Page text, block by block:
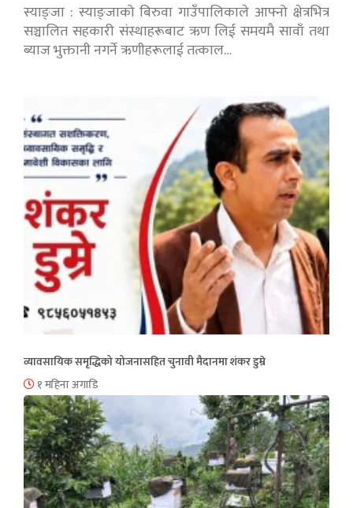
स्याङ्जा : स्याङ्जाको बिरुवा गाउँपालिकाले आफ्नो क्षेत्रभित्र
सञ्चालित सहकारी संस्थाहरूबाट ऋण लिई समयमै सावाँ तथा
ब्याज भुक्तानी नगर्ने ऋणीहरूलाई तत्काल…
व्यावसायिक समृद्धिको योजनासहित चुनावी मैदानमा शंकर डुम्रे
१ महिना अगाडि